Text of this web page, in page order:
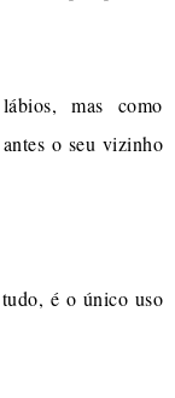
mas como
o seu vizinho
é o único uso